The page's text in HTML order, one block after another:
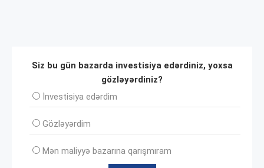
Siz bu gün bazarda investisiya edərdiniz, yoxsa
gözləyərdiniz?
İnvеstisiya edərdim
Gözləyərdim
Mən maliyyə bazarına qarışmıram